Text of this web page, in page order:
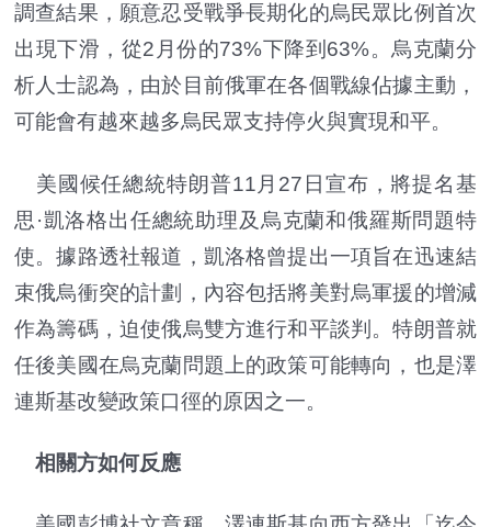
調查結果，願意忍受戰爭長期化的烏民眾比例首次
出現下滑，從2月份的73%下降到63%。烏克蘭分
析人士認為，由於目前俄軍在各個戰線佔據主動，
可能會有越來越多烏民眾支持停火與實現和平。
美國候任總統特朗普11月27日宣布，將提名基
思·凱洛格出任總統助理及烏克蘭和俄羅斯問題特
使。據路透社報道，凱洛格曾提出一項旨在迅速結
束俄烏衝突的計劃，內容包括將美對烏軍援的增減
作為籌碼，迫使俄烏雙方進行和平談判。特朗普就
任後美國在烏克蘭問題上的政策可能轉向，也是澤
連斯基改變政策口徑的原因之一。
相關方如何反應